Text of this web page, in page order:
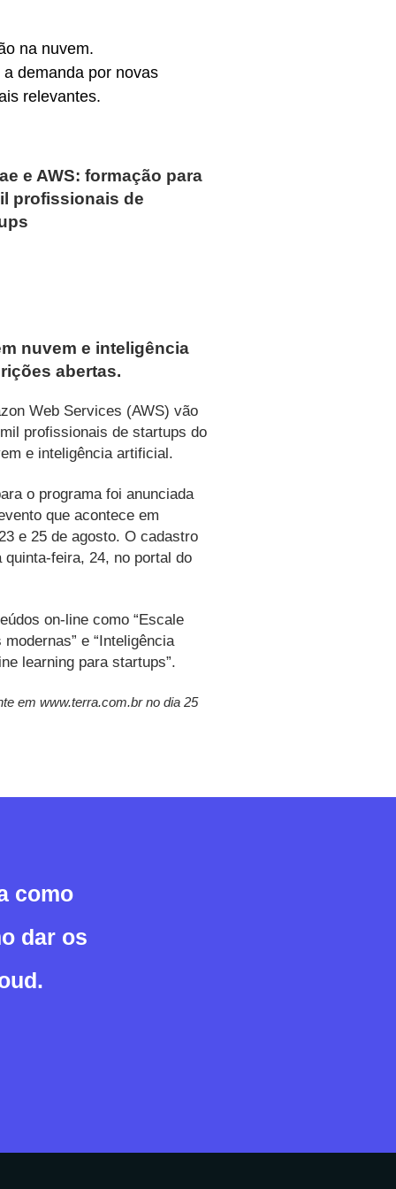
na nuvem.
demanda por novas
relevantes.
e AWS: formação para
profissionais de
nuvem e inteligência
abertas.
Web Services (AWS) vão
profissionais de startups do
e inteligência artificial.
o programa foi anunciada
que acontece em
e 25 de agosto. O cadastro
feira, 24, no portal do
on-line como “Escale
e “Inteligência
learning para startups”.
em www.terra.com.br no dia 25
como
dar os